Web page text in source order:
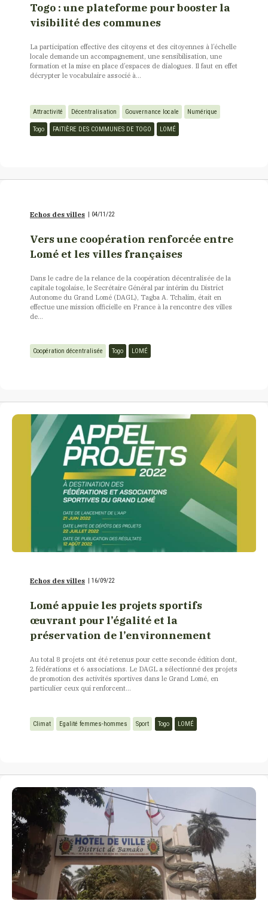
Togo : une plateforme pour booster la
visibilité des communes
La participation effective des citoyens et des citoyennes à l’échelle
locale demande un accompagnement, une sensibilisation, une
formation et la mise en place d’espaces de dialogues. Il faut en effet
décrypter le vocabulaire associé à...
Attractivité Décentralisation Gouvernance locale Numérique
Togo FAITIÈRE DES COMMUNES DE TOGO LOMÉ
Echos des villes | 04/11/22
Vers une coopération renforcée entre
Lomé et les villes françaises
Dans le cadre de la relance de la coopération décentralisée de la
capitale togolaise, le Secrétaire Général par intérim du District
Autonome du Grand Lomé (DAGL), Tagba A. Tchalim, était en
effectue une mission officielle en France à la rencontre des villes
de...
Coopération décentralisée Togo LOMÉ
Echos des villes | 16/09/22
Lomé appuie les projets sportifs
œuvrant pour l’égalité et la
préservation de l’environnement
Au total 8 projets ont été retenus pour cette seconde édition dont,
2 fédérations et 6 associations. Le DAGL a sélectionné des projets
de promotion des activités sportives dans le Grand Lomé, en
particulier ceux qui renforcent...
Climat Egalité femmes-hommes Sport Togo LOMÉ